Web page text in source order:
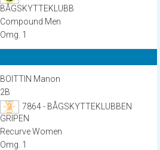
BÅGSKYTTEKLUBB
Compound Men
Omg. 1
BOITTIN Manon
2B
7864 - BÅGSKYTTEKLUBBEN
GRIPEN
Recurve Women
Omg. 1